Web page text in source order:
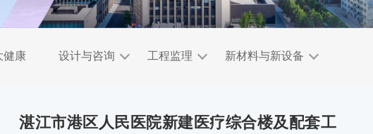
健康 设计与咨询 工程监理 新材料与新设备
湛江市港区人民医院新建医疗综合楼及配套工